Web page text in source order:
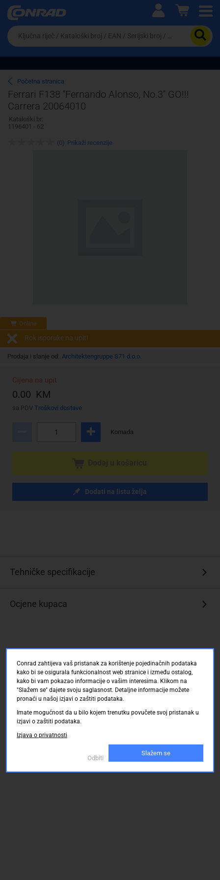
Ova postavka prilagođava asortiman proizvoda i
cijene vašim potrebama.
Pravno lice
Da
biste
potražili
proizvod,
unesite
ključnu
riječ,
kataloški
broj,
EAN
ili
Početna stranica
Ferrari F138 ''Fernando Alonso, No.3'' GO!!!
Carrera 20064010
Kataloški br:
1196401 - 62
Online
Rok isporuke na upit!
Prodaja i slanje od: Architektengruppe S71 d.o.o.
Cijena na upit
0.00 KM
sa PDV Troškovi dostave
Komada
Dodati na listu želja
(0) Prikaži recenzije
Tehničke specifikacije
Ocjene kupaca
Conrad zahtijeva vaš pristanak za korištenje pojedinačnih podataka
kako bi se osigurala funkcionalnost web stranice i između ostalog,
kako bi vam pokazao informacije o vašim interesima. Klikom na
"Slažem se" dajete svoju saglasnost. Detaljne informacije možete
pronaći u našoj izjavi o zaštiti podataka.
Imate mogućnost da u bilo kojem trenutku povučete svoj pristanak u
izjavi o zaštiti podataka.
Izjava o privatnosti
Odbiti
Slažem se